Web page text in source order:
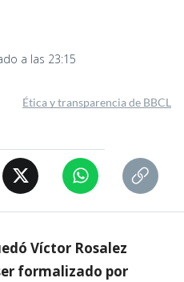
a las 23:15
Ética y transparencia de BBCL
Víctor Rosalez
formalizado por